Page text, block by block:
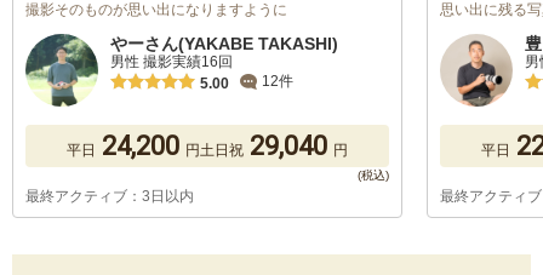
撮影そのものが思い出になりますように
やーさん(YAKABE TAKASHI)
男性 撮影実績16回
5.00
12件
平日 24,200 円土日祝 29,040 円
最終アクティブ：3日以内
思い出に残る
平日
最終アクティ